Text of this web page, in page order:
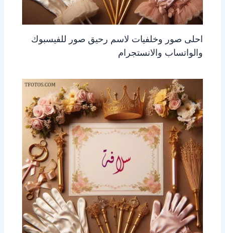
احلى صور وخلفيات لاسم رحيق صور للفيسبوك
والواتساب والانستجرام